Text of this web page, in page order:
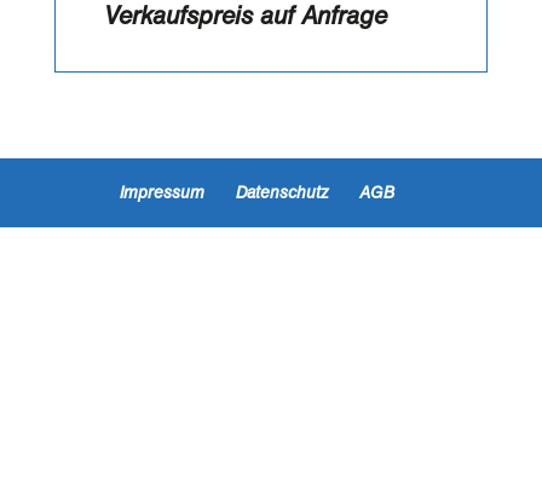
Verkaufspreis auf Anfrage
Impressum Datenschutz AGB